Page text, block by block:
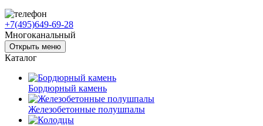
+7(495)649-69-28
Многоканальный
Открыть меню
Каталог
Бордюрный камень
Железобетонные полушпалы